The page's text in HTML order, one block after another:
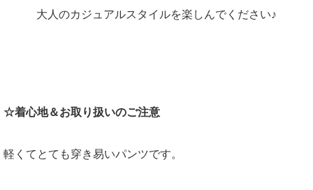
大人のカジュアルスタイルを楽しんでください♪
☆着心地＆お取り扱いのご注意
軽くてとても穿き易いパンツです。